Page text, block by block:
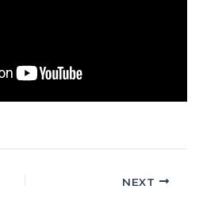
NEXT